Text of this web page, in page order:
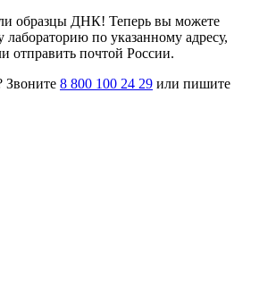
образцы ДНК! Теперь вы можете
по указанному адресу,
отправить почтой России.
Звоните 8 800 100 24 29 или пишите